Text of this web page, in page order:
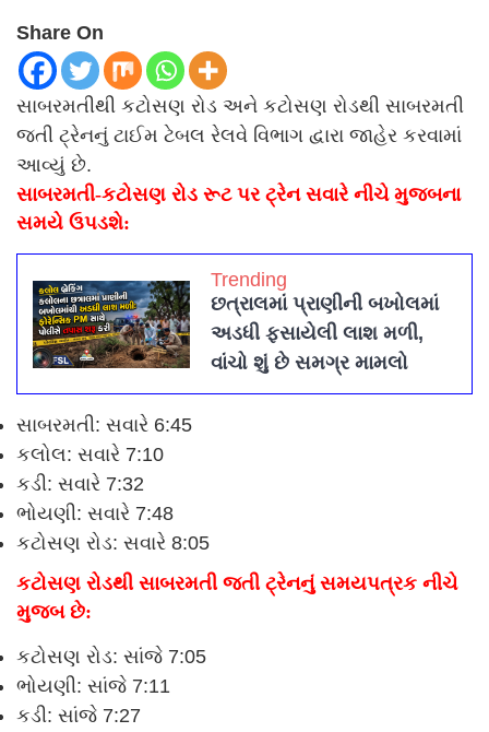
Share On
સાબરમતીથી કટોસણ રોડ અને કટોસણ રોડથી સાબરમતી
જતી ટ્રેનનું ટાઈમ ટેબલ રેલવે વિભાગ દ્વારા જાહેર કરવામાં
આવ્યું છે.
સાબરમતી-કટોસણ રોડ રૂટ પર ટ્રેન સવારે નીચે મુજબના
સમયે ઉપડશે:
Trending
છત્રાલમાં પ્રાણીની બખોલમાં
અડધી ફસાયેલી લાશ મળી,
વાંચો શું છે સમગ્ર મામલો
સાબરમતી: સવારે 6:45
કલોલ: સવારે 7:10
કડી: સવારે 7:32
ભોયણી: સવારે 7:48
કટોસણ રોડ: સવારે 8:05
કટોસણ રોડથી સાબરમતી જતી ટ્રેનનું સમયપત્રક નીચે
મુજબ છે:
કટોસણ રોડ: સાંજે 7:05
ભોયણી: સાંજે 7:11
કડી: સાંજે 7:27